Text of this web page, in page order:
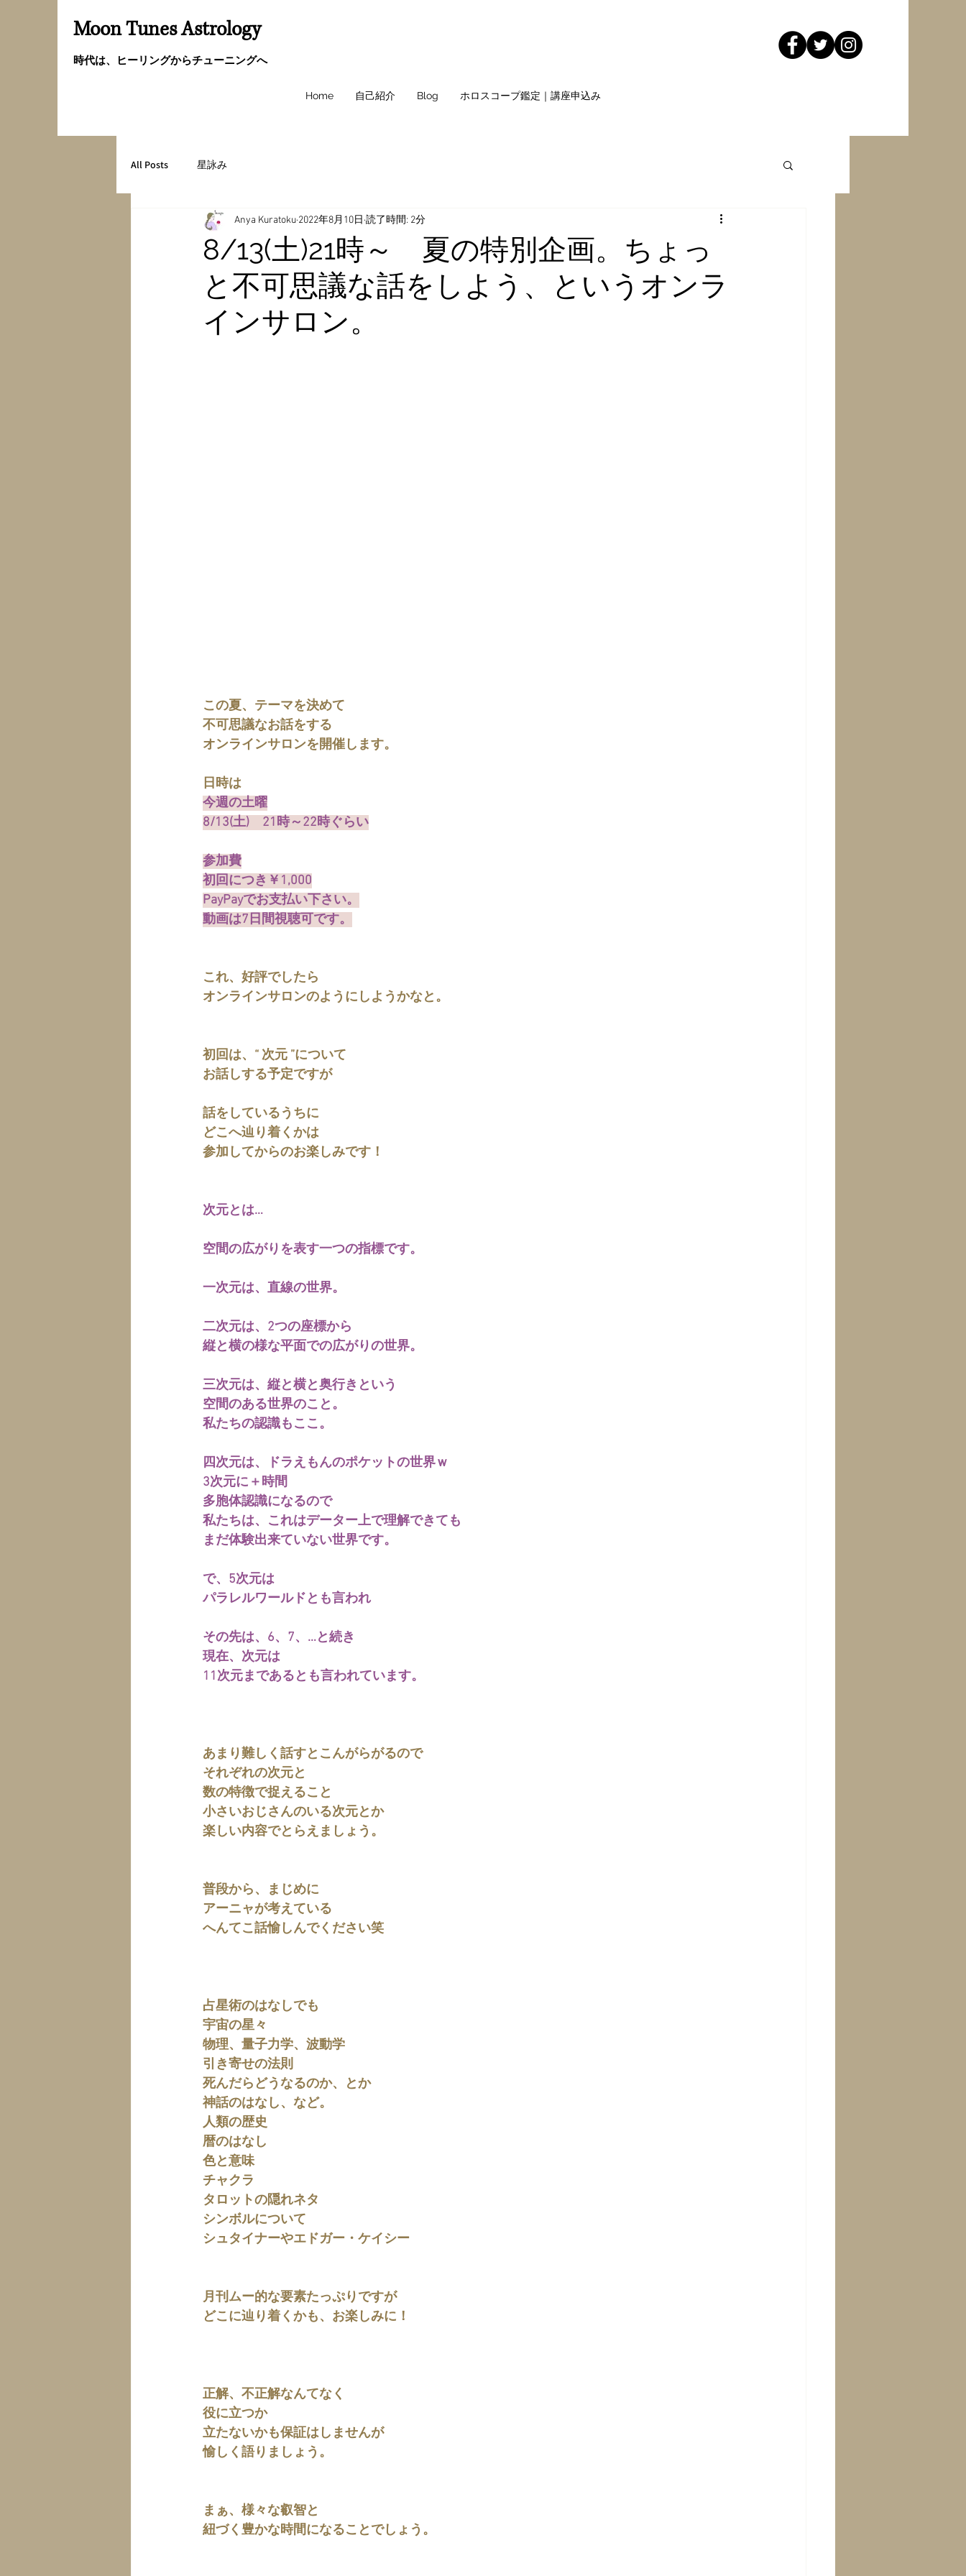
Moon Tunes Astrology
時代は、ヒーリングからチューニングへ
Home 自己紹介 Blog ホロスコープ鑑定｜講座申込み
All Posts 星詠み
8/13(土)21時～ 夏の特別企画。ちょっ
と不可思議な話をしよう、というオンラ
インサロン。
Anya Kuratoku 2022年8月10日 読了時間: 2分
この夏、テーマを決めて
不可思議なお話をする
オンラインサロンを開催します。
日時は
今週の土曜
8/13(土)　21時～22時ぐらい
参加費
初回につき￥1,000
PayPayでお支払い下さい。
動画は7日間視聴可です。
これ、好評でしたら
オンラインサロンのようにしようかなと。
初回は、“ 次元 ”について
お話しする予定ですが
話をしているうちに
どこへ辿り着くかは
参加してからのお楽しみです！
次元とは…
空間の広がりを表す一つの指標です。
一次元は、直線の世界。
二次元は、2つの座標から
縦と横の様な平面での広がりの世界。
三次元は、縦と横と奥行きという
空間のある世界のこと。
私たちの認識もここ。
四次元は、ドラえもんのポケットの世界ｗ
3次元に＋時間
多胞体認識になるので
私たちは、これはデーター上で理解できても
まだ体験出来ていない世界です。
で、5次元は
パラレルワールドとも言われ
その先は、6、7、…と続き
現在、次元は
11次元まであるとも言われています。
あまり難しく話すとこんがらがるので
それぞれの次元と
数の特徴で捉えること
小さいおじさんのいる次元とか
楽しい内容でとらえましょう。
普段から、まじめに
アーニャが考えている
へんてこ話愉しんでください笑
占星術のはなしでも
宇宙の星々
物理、量子力学、波動学
引き寄せの法則
死んだらどうなるのか、とか
神話のはなし、など。
人類の歴史
暦のはなし
色と意味
チャクラ
タロットの隠れネタ
シンボルについて
シュタイナーやエドガー・ケイシー
月刊ムー的な要素たっぷりですが
どこに辿り着くかも、お楽しみに！
正解、不正解なんてなく
役に立つか
立たないかも保証はしませんが
愉しく語りましょう。
まぁ、様々な叡智と
紐づく豊かな時間になることでしょう。